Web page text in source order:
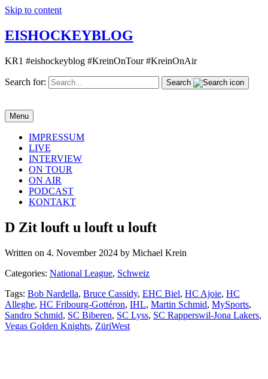
Skip to content
EISHOCKEYBLOG
KR1 #eishockeyblog #KreinOnTour #KreinOnAir
Search for: Search
Menu
IMPRESSUM
LIVE
INTERVIEW
ON TOUR
ON AIR
PODCAST
KONTAKT
D Zit louft u louft u louft
Written on 4. November 2024 by Michael Krein
Categories: National League, Schweiz
Tags: Bob Nardella, Bruce Cassidy, EHC Biel, HC Ajoie, HC
Alleghe, HC Fribourg-Gottéron, IHL, Martin Schmid, MySports,
Sandro Schmid, SC Biberen, SC Lyss, SC Rapperswil-Jona Lakers,
Vegas Golden Knights, ZüriWest